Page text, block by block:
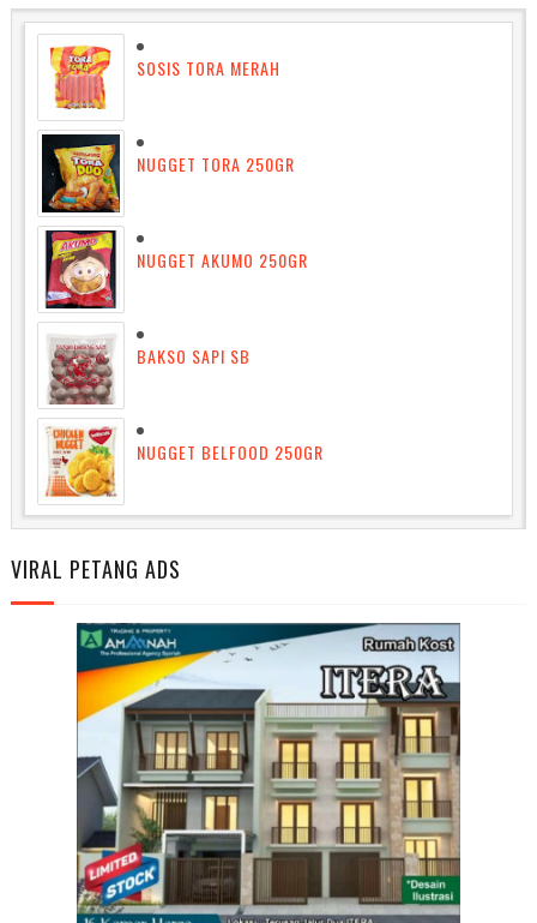
SOSIS TORA MERAH
NUGGET TORA 250GR
NUGGET AKUMO 250GR
BAKSO SAPI SB
NUGGET BELFOOD 250GR
VIRAL PETANG ADS